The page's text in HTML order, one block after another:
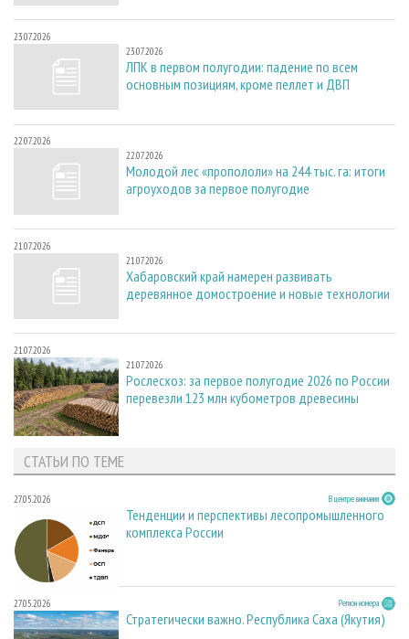
23.07.2026
23.07.2026
ЛПК в первом полугодии: падение по всем
основным позициям, кроме пеллет и ДВП
22.07.2026
22.07.2026
Молодой лес «пропололи» на 244 тыс. га: итоги
агроуходов за первое полугодие
21.07.2026
21.07.2026
Хабаровский край намерен развивать
деревянное домостроение и новые технологии
21.07.2026
21.07.2026
Рослесхоз: за первое полугодие 2026 по России
перевезли 123 млн кубометров древесины
СТАТЬИ ПО ТЕМЕ
27.05.2026 В центре внимания
Тенденции и перспективы лесопромышленного
комплекса России
27.05.2026 Регион номера
Стратегически важно. Республика Саха (Якутия)